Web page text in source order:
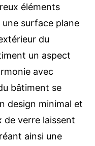
éléments
une surface plane
du
un aspect
avec
bâtiment se
design minimal et
de verre laissent
ainsi une